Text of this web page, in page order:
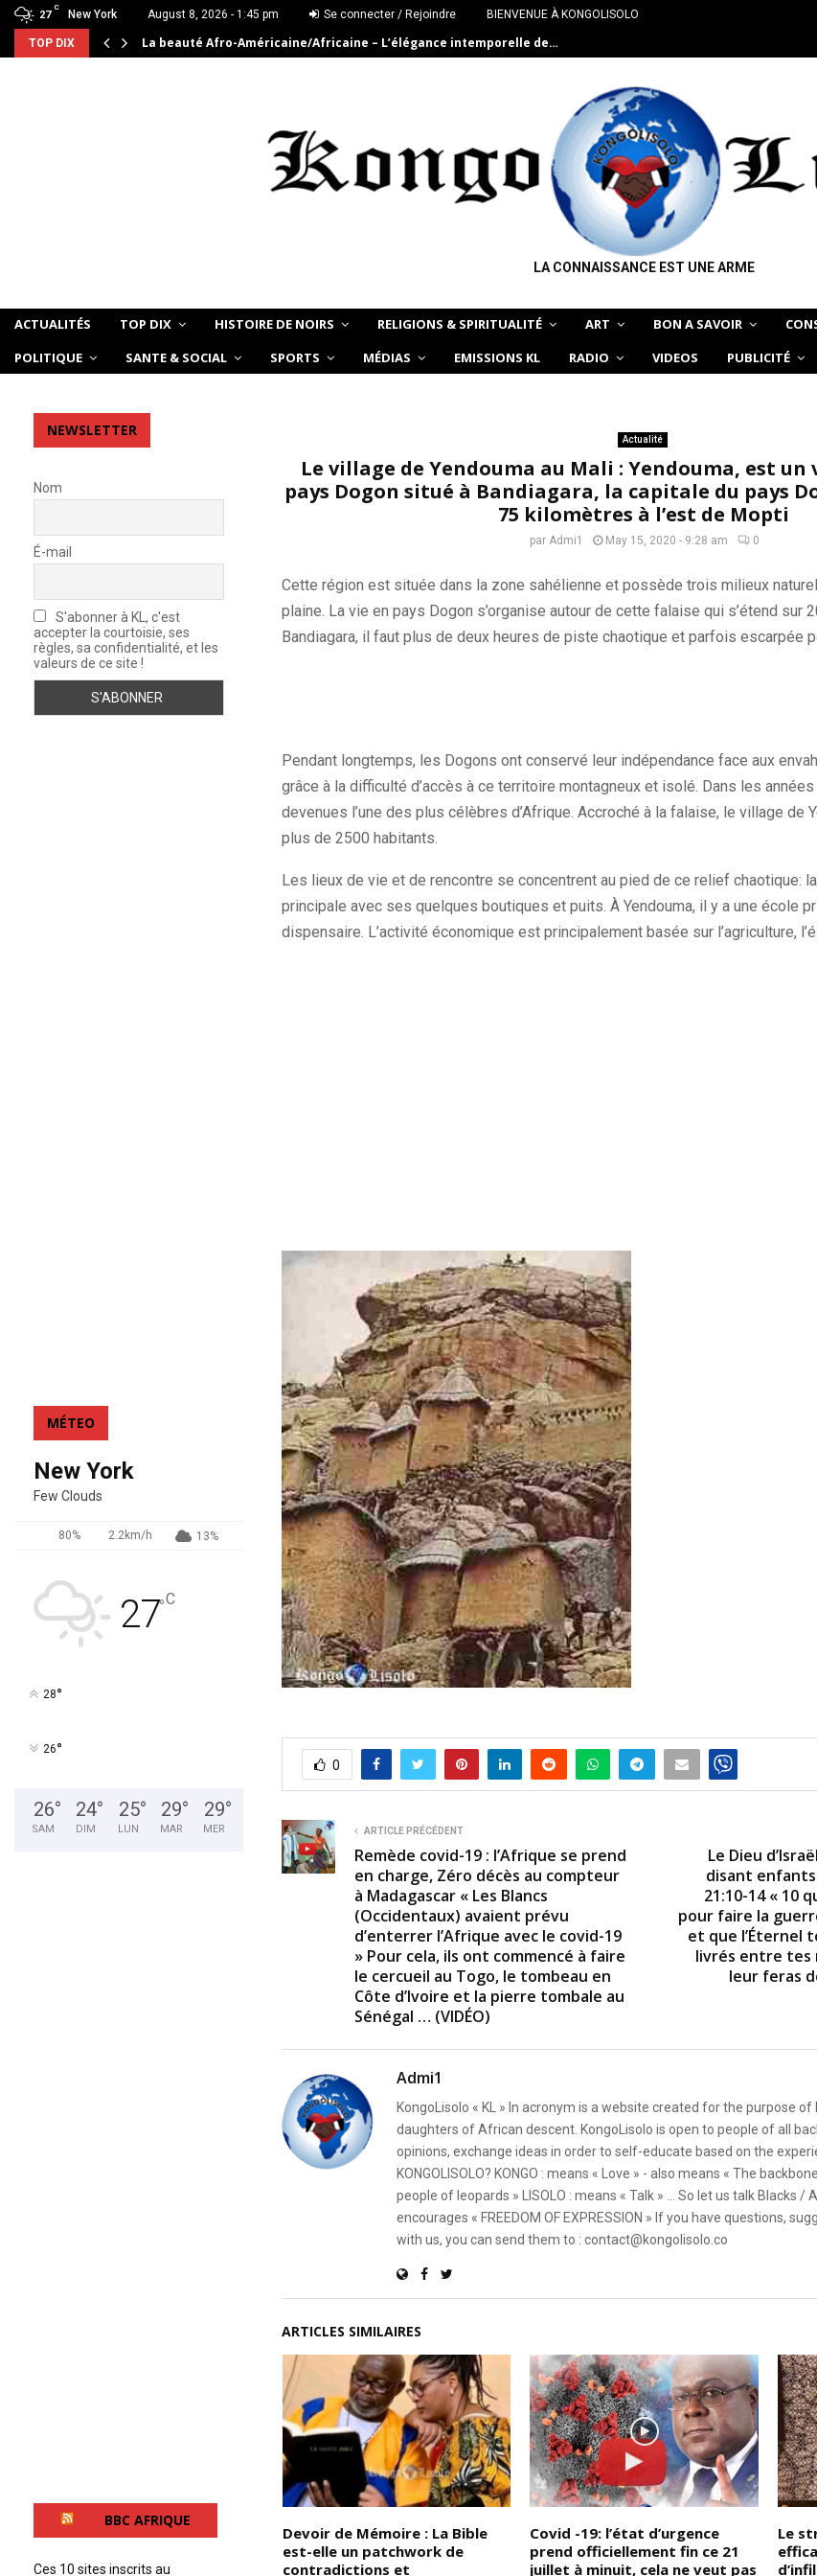
27
C
New York August 8, 2026 - 1:45 pm Se connecter / Rejoindre BIENVENUE À KONGOLISOLO
TOP DIX La beauté Afro-Américaine/Africaine – L’élégance intemporelle de…
LA CONNAISSANCE EST UNE ARME
ACTUALITÉS TOP DIX HISTOIRE DE NOIRS RELIGIONS & SPIRITUALITÉ ART BON A SAVOIR
POLITIQUE
SANTE & SOCIAL SPORTS MÉDIAS EMISSIONS KL RADIO VIDEOS PUBLICITÉ
Actualité
Le village de Yendouma au Mali : Yendouma, est
pays Dogon situé à Bandiagara, la capitale du pays
75 kilomètres à l’est de Mopti
par Admi1 May 15, 2020 - 9:28 am 0
Cette région est située dans la zone sahélienne et possède trois milieux
plaine. La vie en pays Dogon s’organise autour de cette falaise qui s’étend sur
Bandiagara, il faut plus de deux heures de piste chaotique et parfois escarpée
Pendant longtemps, les Dogons ont conservé leur indépendance face aux
grâce à la difficulté d’accès à ce territoire montagneux et isolé. Dans les
devenues l’une des plus célèbres d’Afrique. Accroché à la falaise, le village de
plus de 2500 habitants.
Les lieux de vie et de rencontre se concentrent au pied de ce relief chaotique:
principale avec ses quelques boutiques et puits. À Yendouma, il y a une école
dispensaire. L’activité économique est principalement basée sur l’agriculture,
0
ARTICLE PRÉCÉDENT
Remède covid-19 : l’Afrique se prend
en charge, Zéro décès au compteur
à Madagascar « Les Blancs
(Occidentaux) avaient prévu
d’enterrer l’Afrique avec le covid-19
» Pour cela, ils ont commencé à faire
le cercueil au Togo, le tombeau en
Côte d’Ivoire et la pierre tombale au
Sénégal … (VIDÉO)
Le Dieu
disant
21:10-14 « 10
pour faire la
et que l’Éternel
livrés entre tes
leur feras
Admi1
KongoLisolo « KL » In acronym is a website created for the purpose
daughters of African descent. KongoLisolo is open to people of all
opinions, exchange ideas in order to self-educate based on the
KONGOLISOLO? KONGO : means « Love » - also means « The
people of leopards » LISOLO : means « Talk » ... So let us talk Blacks /
encourages « FREEDOM OF EXPRESSION » If you have questions,
with us, you can send them to : contact@kongolisolo.co
ARTICLES SIMILAIRES
Le nouveau classement Forbes
d’Afrique, « le club des
Devoir de Mémoire : La Bible
est-elle un patchwork de
contradictions et
Covid -19: l’état d’urgence
prend officiellement fin ce 21
juillet à minuit, cela ne veut pas
Le
NEWSLETTER
Nom
É-mail
S'abonner à KL, c'est
accepter la courtoisie, ses
règles, sa confidentialité, et les
valeurs de ce site !
MÉTEO
New York
Few Clouds
80% 2.2km/h 13%
27°C
28°
26°
26°
SAM
24°
DIM
25°
LUN
29°
MAR
29°
MER
BBC AFRIQUE
Ces 10 sites inscrits au